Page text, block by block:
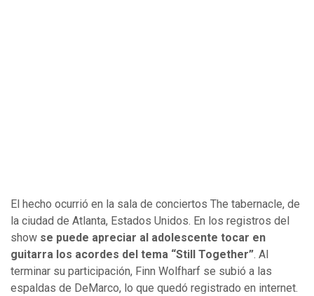
El hecho ocurrió en la sala de conciertos The tabernacle, de
la ciudad de Atlanta, Estados Unidos. En los registros del
show se puede apreciar al adolescente tocar en
guitarra los acordes del tema “Still Together”. Al
terminar su participación, Finn Wolfharf se subió a las
espaldas de DeMarco, lo que quedó registrado en internet.